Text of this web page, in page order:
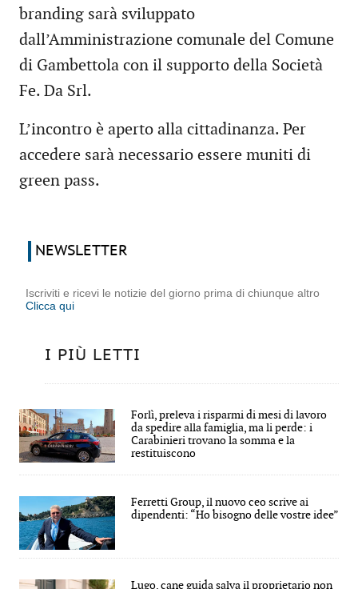
branding sarà sviluppato
dall’Amministrazione comunale del Comune
di Gambettola con il supporto della Società
Fe. Da Srl.
L’incontro è aperto alla cittadinanza. Per
accedere sarà necessario essere muniti di
green pass.
NEWSLETTER
Iscriviti e ricevi le notizie del giorno prima di chiunque altro
Clicca qui
I PIÙ LETTI
Forlì, preleva i risparmi di mesi di lavoro
da spedire alla famiglia, ma li perde: i
Carabinieri trovano la somma e la
restituiscono
Ferretti Group, il nuovo ceo scrive ai
dipendenti: “Ho bisogno delle vostre idee”
Lugo, cane guida salva il proprietario non